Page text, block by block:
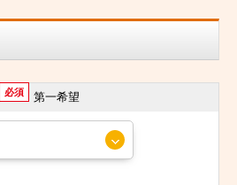
必須 第一希望